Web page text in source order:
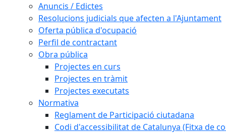
Anuncis / Edictes
Resolucions judicials que afecten a l'Ajuntament
Oferta pública d'ocupació
Perfil de contractant
Obra pública
Projectes en curs
Projectes en tràmit
Projectes executats
Normativa
Reglament de Participació ciutadana
Codi d'accessibilitat de Catalunya (Fitxa de